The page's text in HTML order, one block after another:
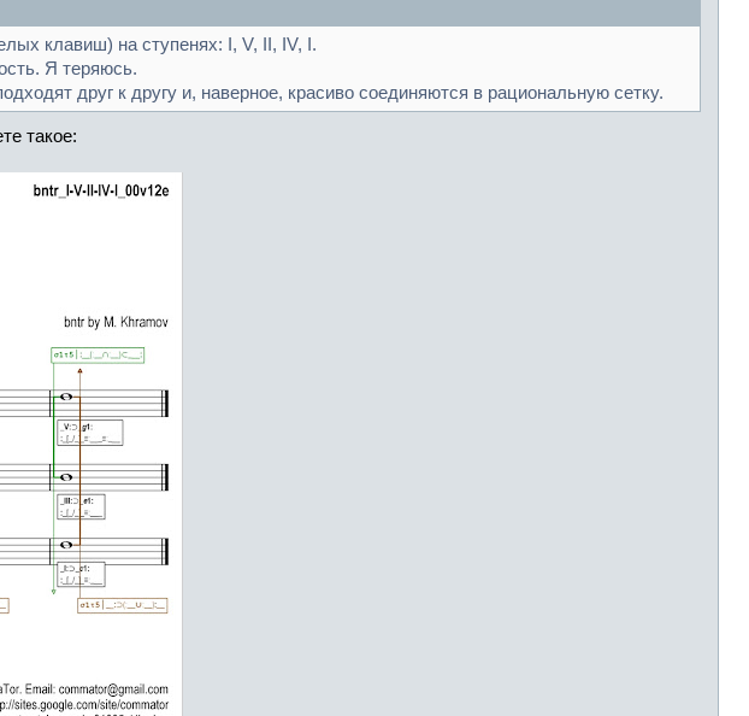
клавиш) на ступенях: I, V, II, IV, I.
Я теряюсь.
друг к другу и, наверное, красиво соединяются в рациональную сетку.
такое: